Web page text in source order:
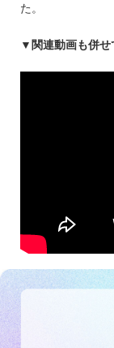
た。
▼関連動画も併せ